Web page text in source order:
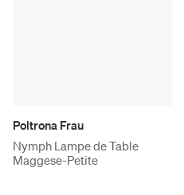
Poltrona Frau
Nymph Lampe de Table
Maggese-Petite